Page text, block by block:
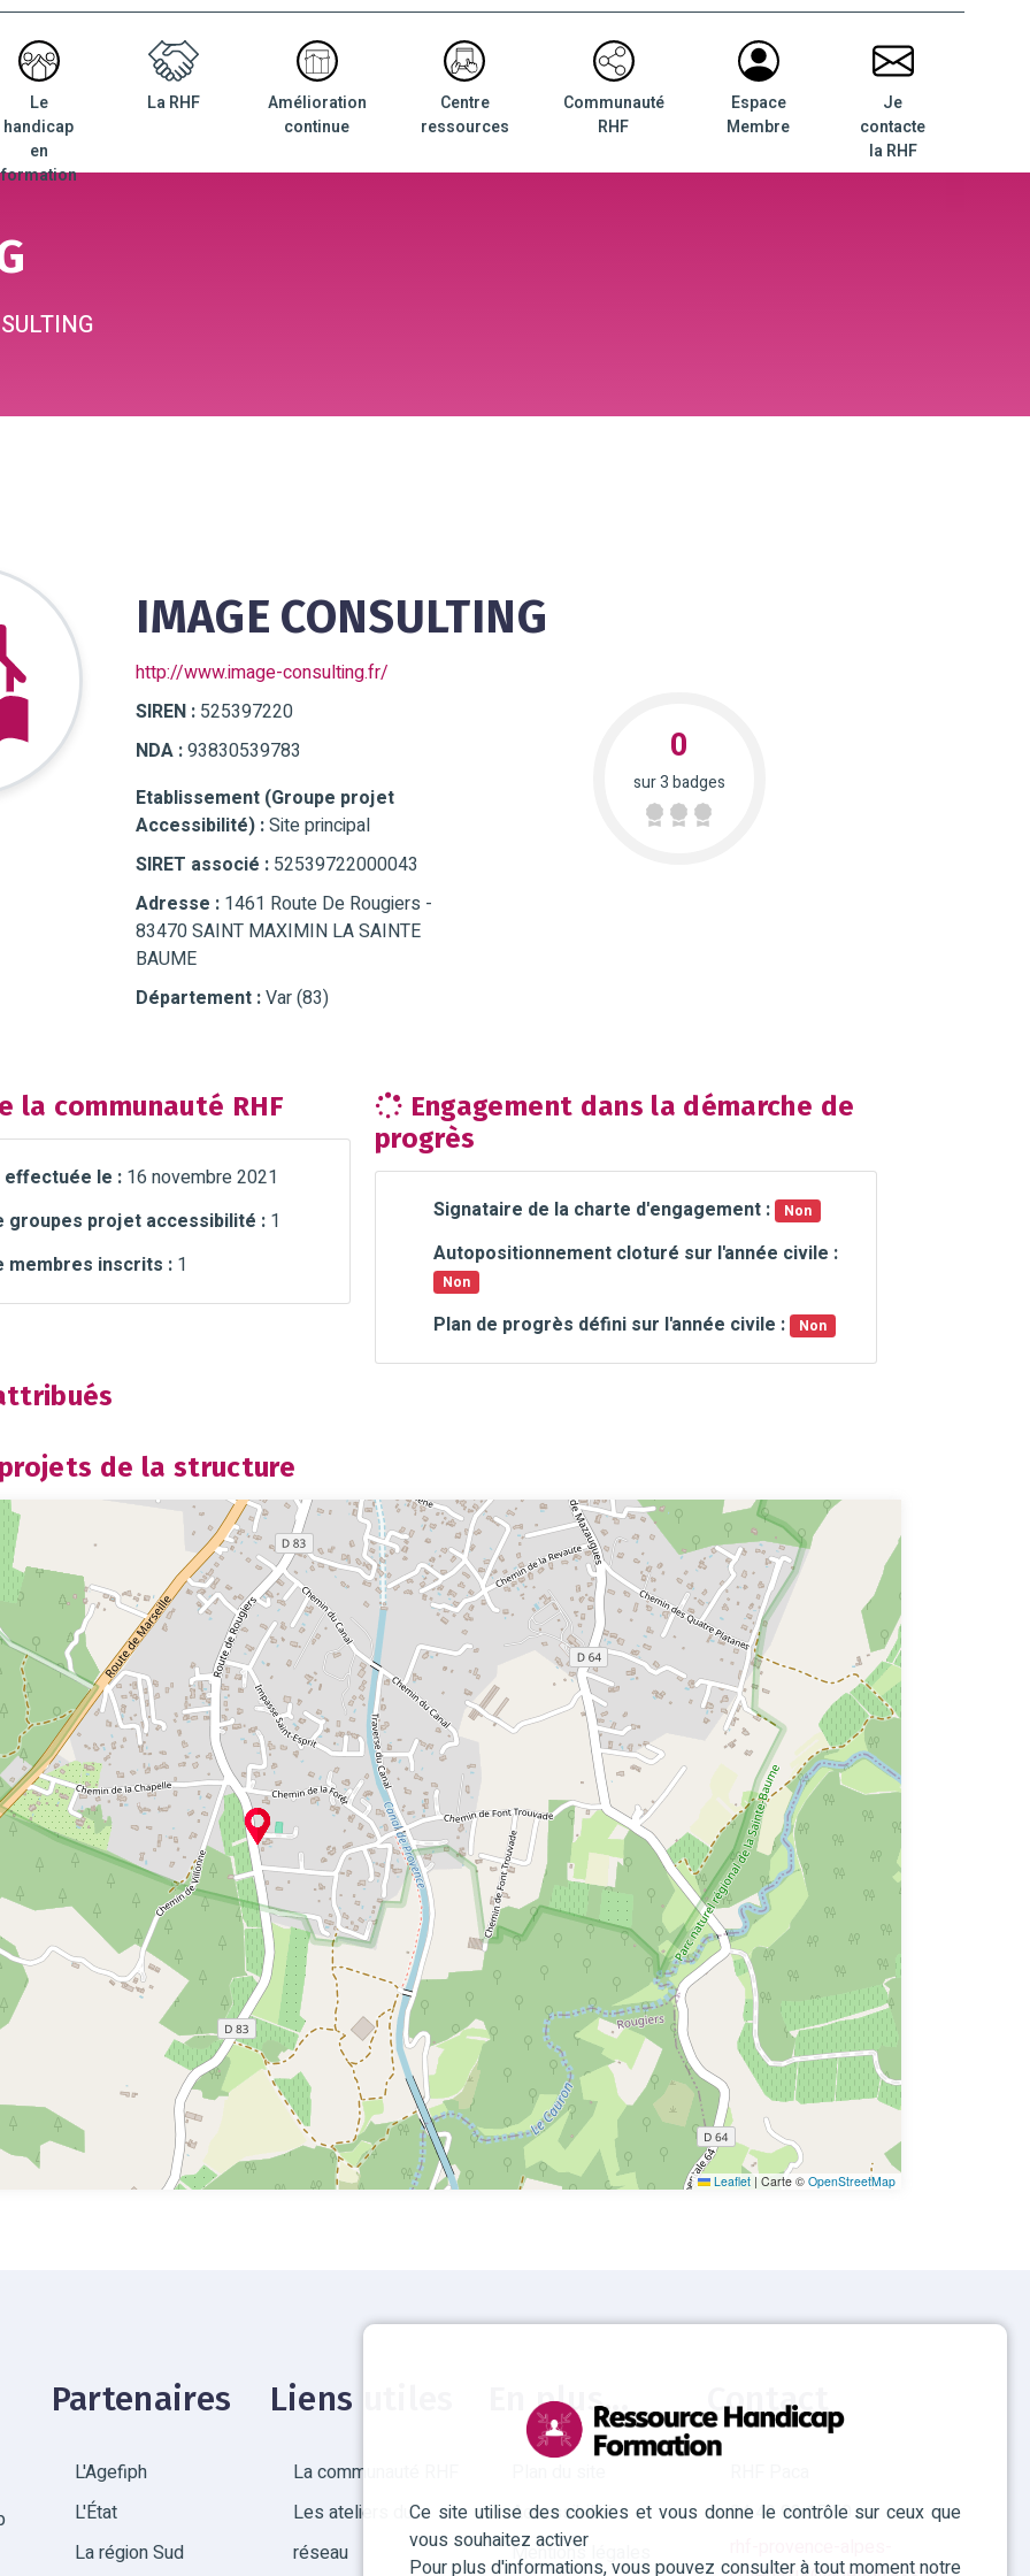
Ce site utilise des cookies et vous donne le contrôle sur ceux que
vous souhaitez activer
Pour plus d'informations, vous pouvez consulter à tout moment notre
Le
handicap
en
formation
La RHF
Amélioration
continue
Centre
ressources
Communauté
RHF
Espace
Membre
Je
contacte
la RHF
IMAGE CONSULTING
http://www.image-consulting.fr/
SIREN : 525397220
NDA :93830539783
Etablissement (Groupe projet
Accessibilité) :Site principal
SIRET associé : 52539722000043
Adresse : 1461 Route De Rougiers -
83470 SAINT MAXIMIN LA SAINTE
BAUME
Département :Var (83)
0
sur 3 badges
la communauté RHF
le :16 novembre 2021
groupes projet accessibilité :1
membres inscrits :1
Engagement dans la démarche de
progrès
Signataire de la charte d'engagement : Non
Autopositionnement cloturé sur l'année civile :
Non
Plan de progrès défini sur l'année civile : Non
de la structure
Leaflet | Carte © OpenStreetMap
Partenaires
L'Agefiph
L'État
La région Sud
Liens utiles
La communauté RHF
Les ateliers du
réseau
En plus...
Accessibilité
Mentions légales
Contact
04 42 93 15 50